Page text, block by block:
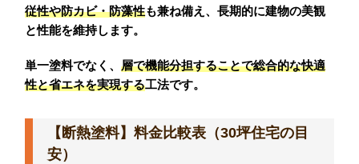
従性や防カビ・防藻性も兼ね備え、長期的に建物の美観
と性能を維持します。
単一塗料でなく、層で機能分担することで総合的な快適
性と省エネを実現する工法です。
【断熱塗料】料金比較表（30坪住宅の目
安）